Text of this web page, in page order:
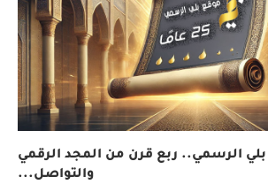
بلي الرسمي.. ربع قرن من المجد الرقمي
والتواصل...